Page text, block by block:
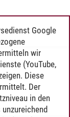
Google
wir
(YouTube,
Diese
Der
in den
unzureichend